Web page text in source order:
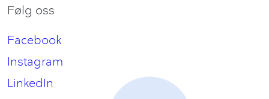
Følg oss
Facebook
Instagram
LinkedIn